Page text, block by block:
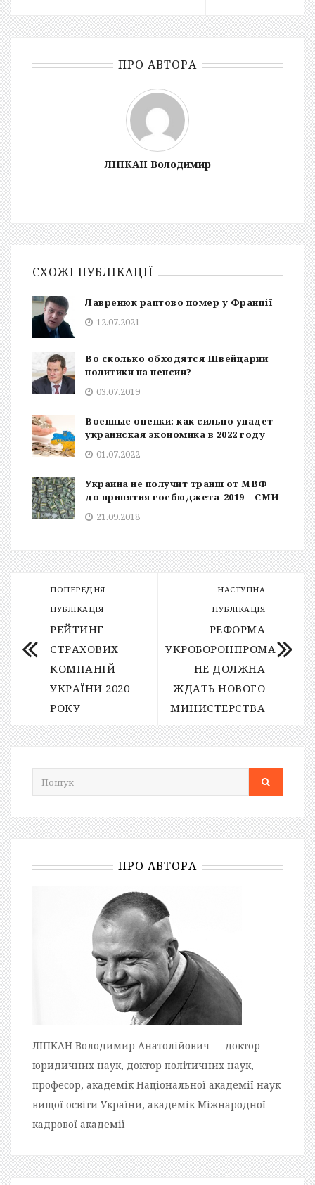
ПРО АВТОРА
ЛІПКАН Володимир
СХОЖІ ПУБЛІКАЦІЇ
Лавренюк раптово помер у Франції
12.07.2021
Во сколько обходятся Швейцарии
политики на пенсии?
03.07.2019
Военные оценки: как сильно упадет
украинская экономика в 2022 году
01.07.2022
Украина не получит транш от МВФ
до принятия госбюджета-2019 – СМИ
21.09.2018
ПОПЕРЕДНЯ
ПУБЛІКАЦІЯ
РЕЙТИНГ
СТРАХОВИХ
КОМПАНІЙ
УКРАЇНИ 2020
РОКУ
НАСТУПНА
ПУБЛІКАЦІЯ
РЕФОРМА
УКРОБОРОНПРОМА
НЕ ДОЛЖНА
ЖДАТЬ НОВОГО
МИНИСТЕРСТВА
ПРО АВТОРА
ЛІПКАН Володимир Анатолійович — доктор
юридичних наук, доктор політичних наук,
професор, академік Національної академії наук
вищої освіти України, академік Міжнародної
кадрової академії